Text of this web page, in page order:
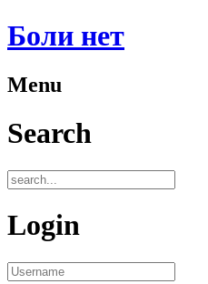
Боли нет
Menu
Search
Login